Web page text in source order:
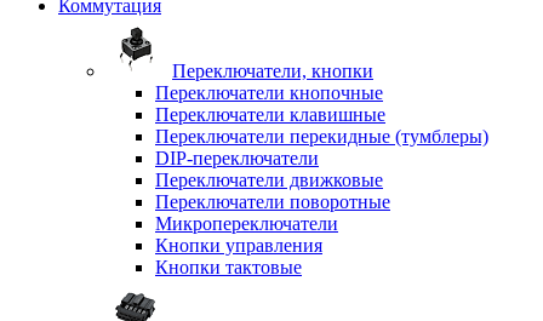
Коммутация
Переключатели, кнопки
Переключатели кнопочные
Переключатели клавишные
Переключатели перекидные (тумблеры)
DIP-переключатели
Переключатели движковые
Переключатели поворотные
Микропереключатели
Кнопки управления
Кнопки тактовые